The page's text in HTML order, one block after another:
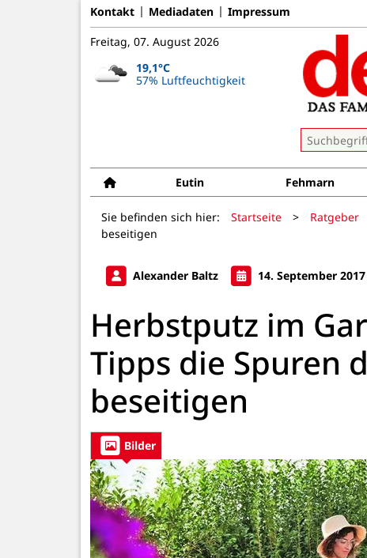
Kontakt Mediadaten Impressum
Freitag, 07. August 2026
19,1°C
57% Luftfeuchtigkeit
Eutin Fehmarn
Sie befinden sich hier: Startseite > Ratgeber
beseitigen
Alexander Baltz 14. September 2017
Herbstputz im
Tipps die Spuren
beseitigen
Bilder